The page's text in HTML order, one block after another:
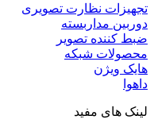
تجهیزات نظارت تصویری
دوربین مداربسته
ضبط کننده تصویر
محصولات شبکه
هایک ویژن
داهوا
لینک های مفید